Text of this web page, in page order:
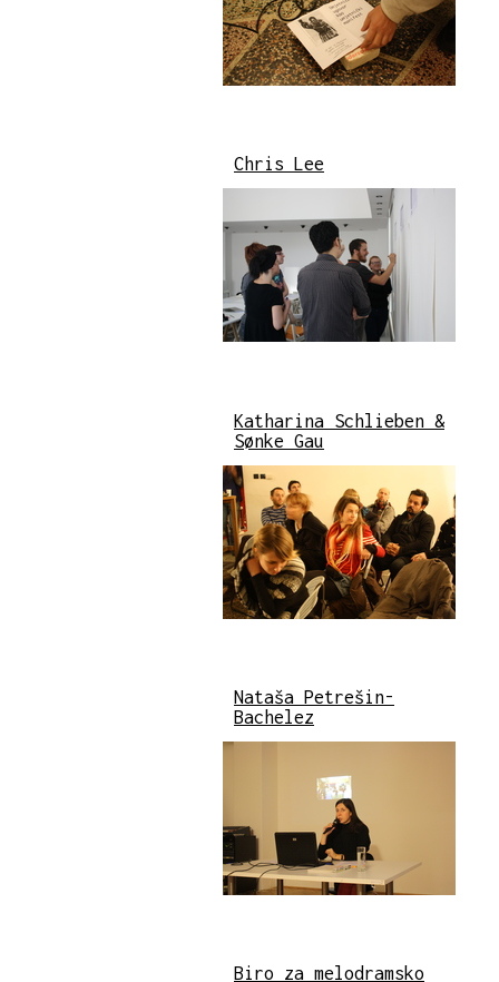
Chris Lee
Katharina Schlieben &
Sønke Gau
Nataša Petrešin-
Bachelez
Biro za melodramsko